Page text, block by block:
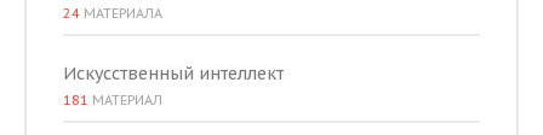
24 МАТЕРИАЛА
Искусственный интеллект
181 МАТЕРИАЛ